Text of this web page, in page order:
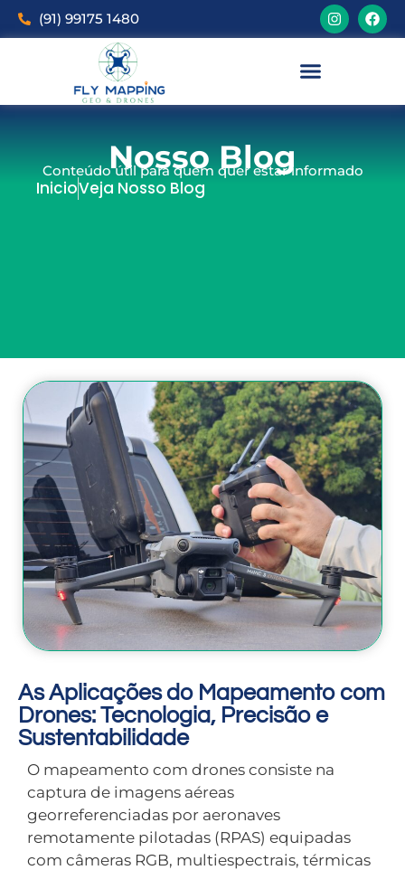
(91) 99175 1480
Nosso Blog
Conteúdo útil para quem quer estar informado
InicioVeja Nosso Blog
As Aplicações do Mapeamento com
Drones: Tecnologia, Precisão e
Sustentabilidade
O mapeamento com drones consiste na
captura de imagens aéreas
georreferenciadas por aeronaves
remotamente pilotadas (RPAS) equipadas
com câmeras RGB, multiespectrais, térmicas